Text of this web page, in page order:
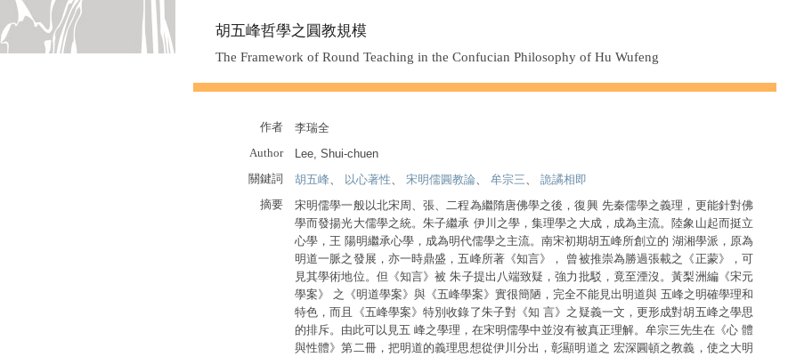
胡五峰哲學之圓教規模
The Framework of Round Teaching in the Confucian Philosophy of Hu Wufeng
作者
李瑞全
Author
Lee, Shui-chuen
關鍵詞
胡五峰、 以心著性、 宋明儒圓教論、 牟宗三、 詭譎相即
摘要
宋明儒學一般以北宋周、張、二程為繼隋唐佛學之後，復興 先秦儒學之義理，更能針對佛
學而發揚光大儒學之統。朱子繼承 伊川之學，集理學之大成，成為主流。陸象山起而挺立
心學，王 陽明繼承心學，成為明代儒學之主流。南宋初期胡五峰所創立的 湖湘學派，原為
明道一脈之發展，亦一時鼎盛，五峰所著《知言》， 曾被推崇為勝過張載之《正蒙》，可
見其學術地位。但《知言》被 朱子提出八端致疑，強力批駁，竟至湮沒。黃梨洲編《宋元
學案》 之《明道學案》與《五峰學案》實很簡陋，完全不能見出明道與 五峰之明確學理和
特色，而且《五峰學案》特別收錄了朱子對《知 言》之疑義一文，更形成對胡五峰之學思
的排斥。由此可以見五 峰之學理，在宋明儒學中並沒有被真正理解。牟宗三先生在《心 體
與性體》第二冊，把明道的義理思想從伊川分出，彰顯明道之 宏深圓頓之教義，使之大明